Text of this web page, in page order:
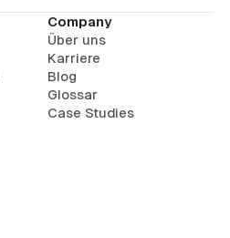
Company
Über uns
Karriere
Blog
Glossar
Case Studies